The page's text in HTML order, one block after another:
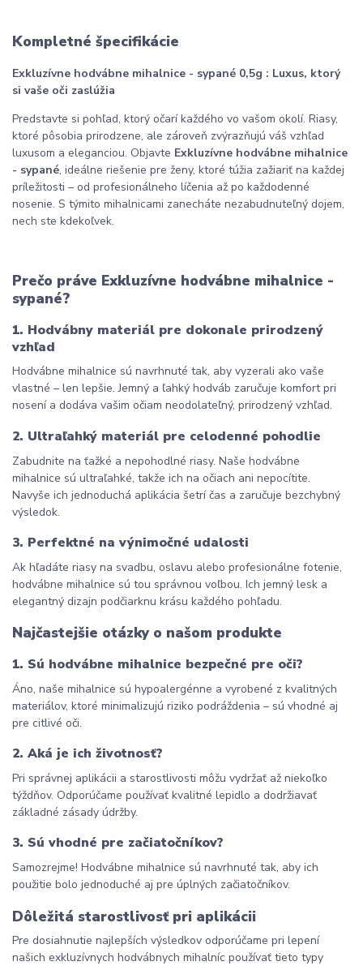
Kompletné špecifikácie
Exkluzívne hodvábne mihalnice - sypané 0,5g : Luxus, ktorý
si vaše oči zaslúžia
Predstavte si pohľad, ktorý očarí každého vo vašom okolí. Riasy,
ktoré pôsobia prirodzene, ale zároveň zvýrazňujú váš vzhľad
luxusom a eleganciou. Objavte Exkluzívne hodvábne mihalnice
- sypané, ideálne riešenie pre ženy, ktoré túžia zažiariť na každej
príležitosti – od profesionálneho líčenia až po každodenné
nosenie. S týmito mihalnicami zanecháte nezabudnuteľný dojem,
nech ste kdekoľvek.
Prečo práve Exkluzívne hodvábne mihalnice -
sypané?
1. Hodvábny materiál pre dokonale prirodzený
vzhľad
Hodvábne mihalnice sú navrhnuté tak, aby vyzerali ako vaše
vlastné – len lepšie. Jemný a ľahký hodváb zaručuje komfort pri
nosení a dodáva vašim očiam neodolateľný, prirodzený vzhľad.
2. Ultraľahký materiál pre celodenné pohodlie
Zabudnite na ťažké a nepohodlné riasy. Naše hodvábne
mihalnice sú ultraľahké, takže ich na očiach ani nepocítite.
Navyše ich jednoduchá aplikácia šetrí čas a zaručuje bezchybný
výsledok.
3. Perfektné na výnimočné udalosti
Ak hľadáte riasy na svadbu, oslavu alebo profesionálne fotenie,
hodvábne mihalnice sú tou správnou voľbou. Ich jemný lesk a
elegantný dizajn podčiarknu krásu každého pohľadu.
Najčastejšie otázky o našom produkte
1. Sú hodvábne mihalnice bezpečné pre oči?
Áno, naše mihalnice sú hypoalergénne a vyrobené z kvalitných
materiálov, ktoré minimalizujú riziko podráždenia – sú vhodné aj
pre citlivé oči.
2. Aká je ich životnosť?
Pri správnej aplikácii a starostlivosti môžu vydržať až niekoľko
týždňov. Odporúčame používať kvalitné lepidlo a dodržiavať
základné zásady údržby.
3. Sú vhodné pre začiatočníkov?
Samozrejme! Hodvábne mihalnice sú navrhnuté tak, aby ich
použitie bolo jednoduché aj pre úplných začiatočníkov.
Dôležitá starostlivosť pri aplikácii
Pre dosiahnutie najlepších výsledkov odporúčame pri lepení
našich exkluzívnych hodvábnych mihalníc používať tieto typy